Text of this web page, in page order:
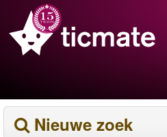
Nieuwe zoek